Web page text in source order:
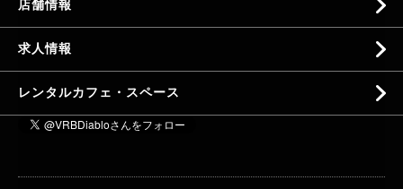
店舗情報
求人情報
レンタルカフェ・スペース